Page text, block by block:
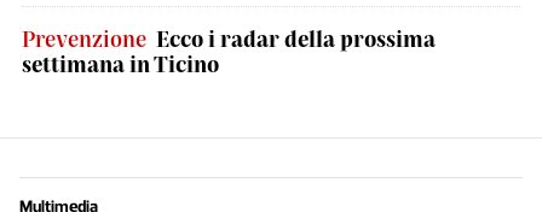
Prevenzione Ecco i radar della prossima
settimana in Ticino
Multimedia